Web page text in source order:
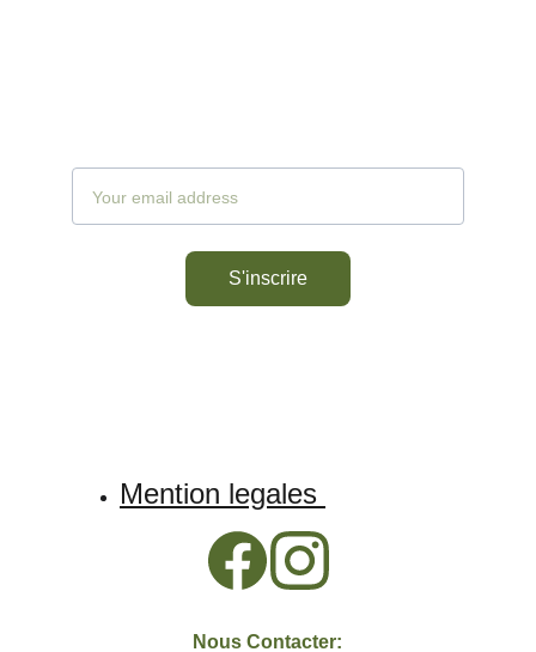
S'inscrire
Nous Contacter:
Mention legales